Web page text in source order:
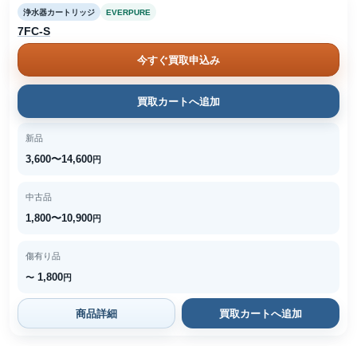
浄水器カートリッジ EVERPURE
7FC-S
今すぐ買取申込み
買取カートへ追加
新品
3,600〜14,600円
中古品
1,800〜10,900円
傷有り品
〜 1,800円
商品詳細 買取カートへ追加